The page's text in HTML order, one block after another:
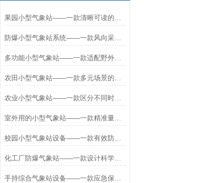
防爆小型气象站系统——一款风向采集的五参数防爆气象站2026+派+送
多功能小型气象站——一款适配野外无市电的环境监测小型微气象站2026+派+送
农业小型气象站——一款区分不同时段的田间小型气象站2026+派+送
室外用的小型气象站——一款精准量化采集的建设小型气象站2026+派+送
校园小型气象站设备——一款有效防护的校园气象站基本设备2026+派+送
化工厂防爆气象站——一款设计科学合理的化工企业小型气象站2026+派+送